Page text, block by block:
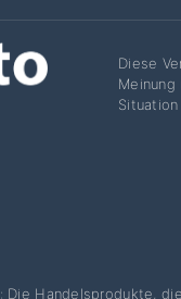
Diese
: Die Handelsprodukte,